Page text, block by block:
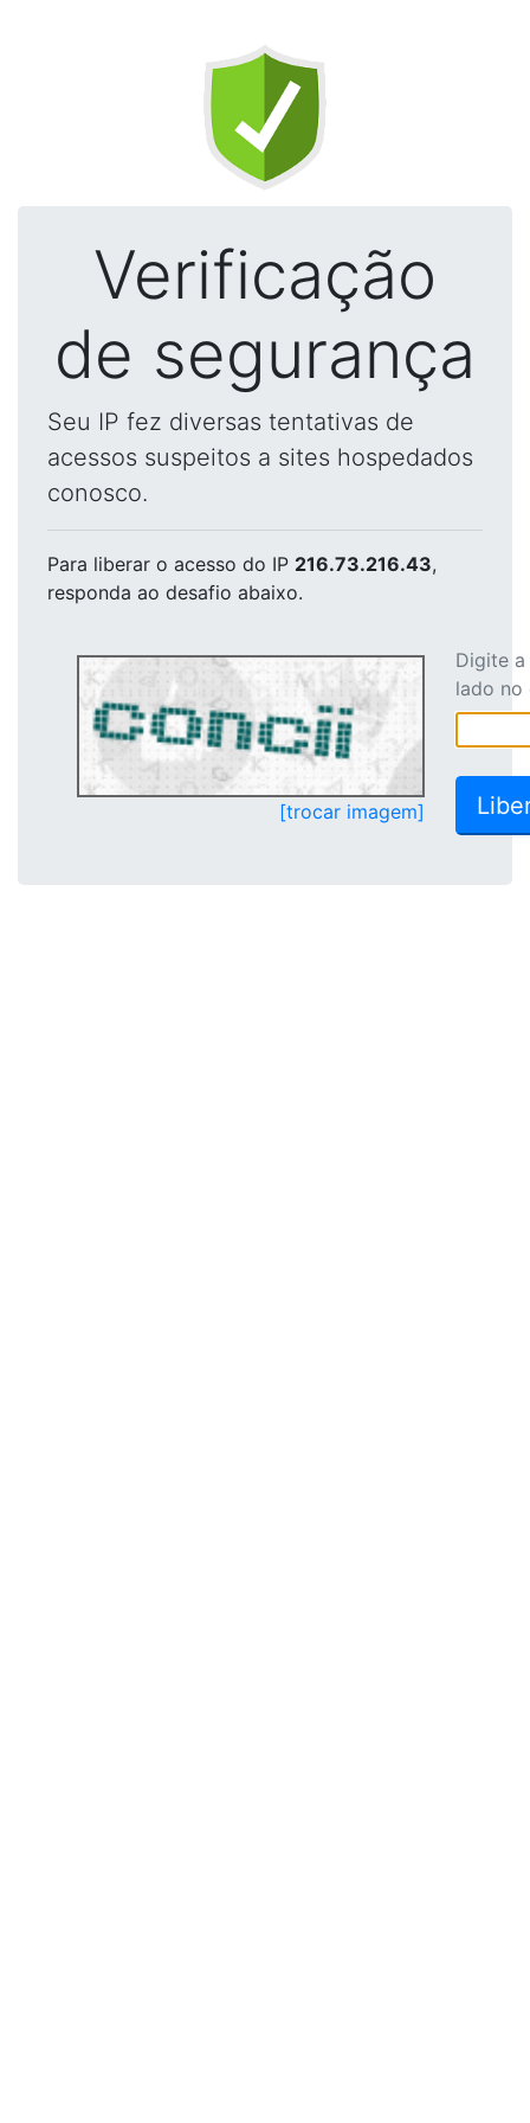
Verificação
de segurança
Seu IP fez diversas tentativas de
acessos suspeitos a sites hospedados
conosco.
Para liberar o acesso do IP 216.73.216.43,
responda ao desafio abaixo.
[trocar imagem]
Digite
lado no